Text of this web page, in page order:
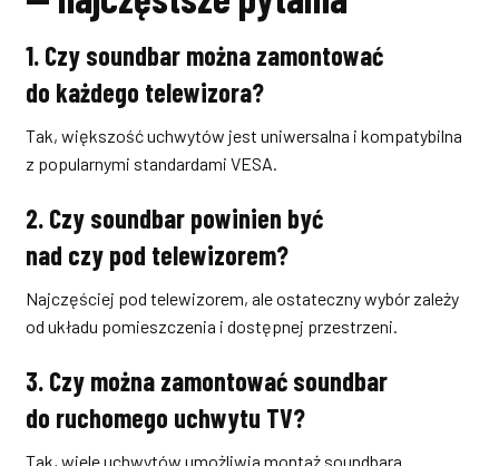
1. Czy soundbar można zamontować
do każdego telewizora?
Tak, większość uchwytów jest uniwersalna i kompatybilna
z popularnymi standardami VESA.
2. Czy soundbar powinien być
nad czy pod telewizorem?
Najczęściej pod telewizorem, ale ostateczny wybór zależy
od układu pomieszczenia i dostępnej przestrzeni.
3. Czy można zamontować soundbar
do ruchomego uchwytu TV?
Tak, wiele uchwytów umożliwia montaż soundbara